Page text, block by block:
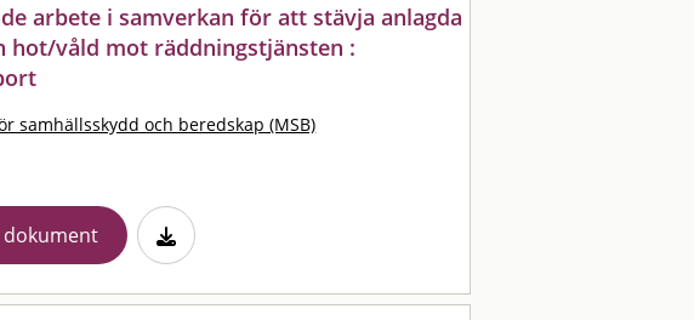
arbete i samverkan för att stävja anlagda
hot/våld mot räddningstjänsten :
samhällsskydd och beredskap (MSB)
dokument